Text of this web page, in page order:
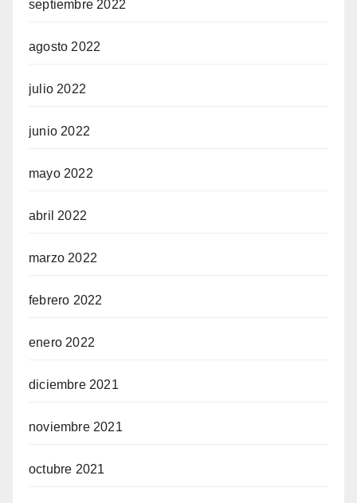
septiembre 2022
agosto 2022
julio 2022
junio 2022
mayo 2022
abril 2022
marzo 2022
febrero 2022
enero 2022
diciembre 2021
noviembre 2021
octubre 2021